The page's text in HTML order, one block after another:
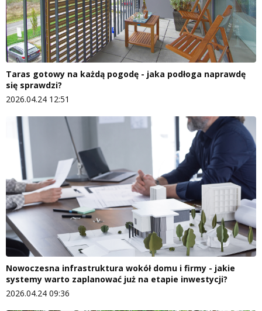
Taras gotowy na każdą pogodę - jaka podłoga naprawdę
się sprawdzi?
2026.04.24 12:51
Nowoczesna infrastruktura wokół domu i firmy - jakie
systemy warto zaplanować już na etapie inwestycji?
2026.04.24 09:36